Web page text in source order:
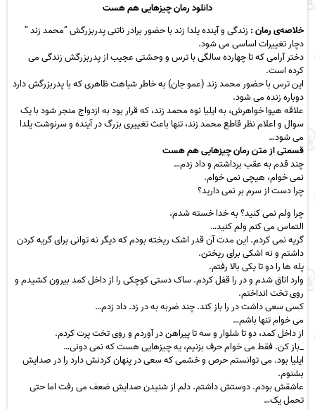
دانلود رمان چیزهایی هم هست
خلاصه‌ی رمان : زندگی و آینده یلدا زند با حضور برادر ناتنی پدربزرگش ”محمد زند ”
دچار تغییرات اساسی می شود.
دختر آرامی که تا چهارده سالگی با ترس و وحشتی عجیب از پدربزرگش زندگی می
کرده است.
این ترس با حضور محمد زند (عمو جان) به خاطر شباهت ظاهری که با پدربزرگش دارد
دوباره زنده می شود.
علاقه هیوا خواهرش، به ایلیا نوه محمد زند، که قرار بود به ازدواج منجر شود با یک
سوال و اعلام نظر قاطع محمد زند، تنها باعث تغییری بزرگ در آینده و سرنوشت یلدا
می شود…
قسمتی از متن رمان چیزهایی هم هست
چند قدم به عقب برداشتم و داد زدم…
نمی خوام، هیچی نمی خوام.
چرا دست از سرم بر نمی دارید؟
چرا ولم نمی کنید؟ به خدا خسته شدم.
التماس می کنم ولم کنید…
گریه نمی کردم. این مدت آن قدر اشک ریخته بودم که دیگر نه توانی برای گریه کردن
داشتم و نه اشکی برای ریختن.
پله ها را دو تا یکی بالا رفتم.
وارد اتاق شدم و در را قفل کردم. ساک دستی کوچکی را از داخل کمد بیرون کشیدم و
روی تخت انداختم.
کسی سعی داشت در را باز کند. چند ضربه به در زد. داد زدم…
می خوام تنها باشم…
از داخل کمد، دو تا شلوار و سه تا پیراهن در آوردم و روی تخت پرت کردم.
_باز کن. فقط می خوام حرف بزنیم، یه چیزهایی هست که نمی دونی…
ایلیا بود. می توانستم حرص و خشمی که سعی در پنهان کردنش دارد را در صدایش
بشنوم.
عاشقش بودم. دوستش داشتم. دلم از شنیدن صدایش ضعف می رفت اما حتی
تحمل یک…